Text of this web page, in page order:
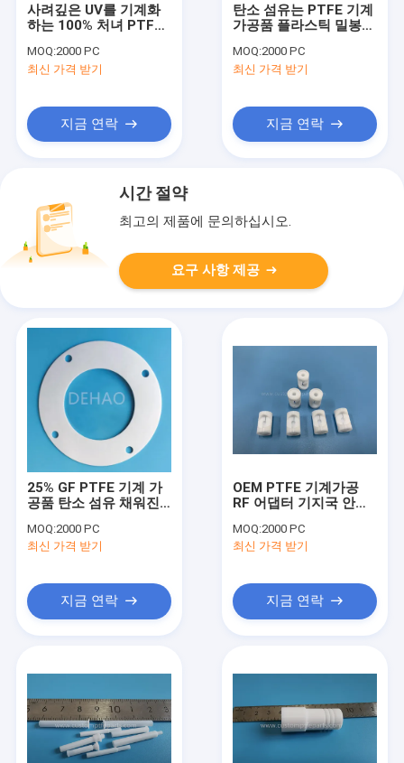
사려깊은 UV를 기계화
하는 100% 처녀 PTFE
CNC
MOQ:2000 PC
최신 가격 받기
지금 연락
탄소 섬유는 PTFE 기계
가공품 플라스틱 밀봉
충전했습니다
MOQ:2000 PC
최신 가격 받기
지금 연락
시간 절약
최고의 제품에 문의하십시오.
요구 사항 제공
25% GF PTFE 기계 가
공품 탄소 섬유 채워진
린더 링
MOQ:2000 PC
최신 가격 받기
지금 연락
OEM PTFE 기계가공
RF 어댑터 기지국 안테
MOQ:2000 PC
최신 가격 받기
지금 연락